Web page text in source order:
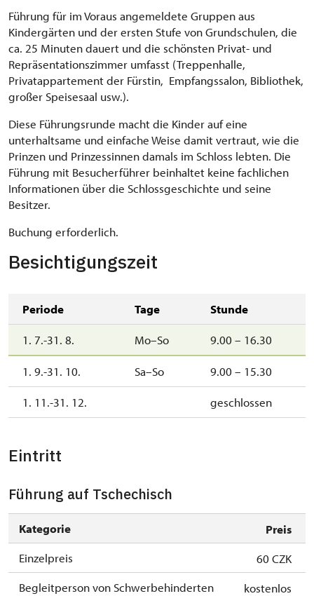
Führung für im Voraus angemeldete Gruppen aus
Kindergärten und der ersten Stufe von Grundschulen, die
ca. 25 Minuten dauert und die schönsten Privat- und
Repräsentationszimmer umfasst (Treppenhalle,
Privatappartement der Fürstin, Empfangssalon, Bibliothek,
großer Speisesaal usw.).
Diese Führungsrunde macht die Kinder auf eine
unterhaltsame und einfache Weise damit vertraut, wie die
Prinzen und Prinzessinnen damals im Schloss lebten. Die
Führung mit Besucherführer beinhaltet keine fachlichen
Informationen über die Schlossgeschichte und seine
Besitzer.
Buchung erforderlich.
Besichtigungszeit
Periode Tage Stunde
1. 7.-31. 8. Mo–So 9.00 – 16.30
1. 9.-31. 10. Sa–So 9.00 – 15.30
1. 11.-31. 12. geschlossen
Eintritt
Führung auf Tschechisch
Kategorie
Preis
Einzelpreis
60 CZK
Begleitperson von Schwerbehinderten
kostenlos